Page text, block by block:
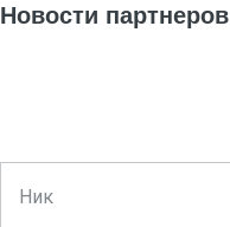
Новости партнеров